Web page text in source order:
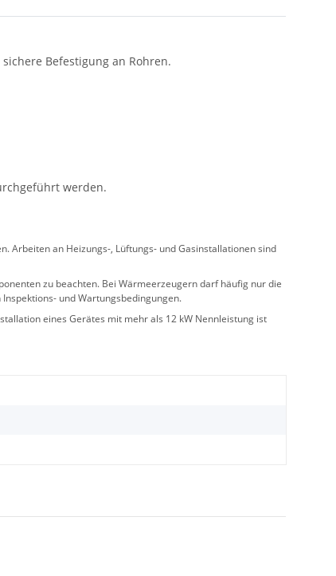
Befestigung an Rohren.
werden.
Arbeiten an Heizungs-, Lüftungs- und Gasinstallationen sind
zu beachten. Bei Wärmeerzeugern darf häufig nur die
und Wartungsbedingungen.
eines Gerätes mit mehr als 12 kW Nennleistung ist